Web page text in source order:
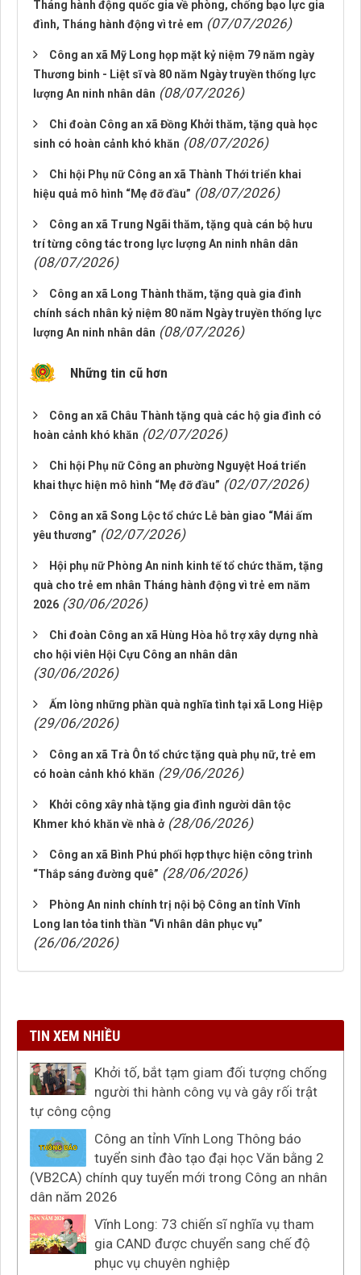
Tháng hành động quốc gia về phòng, chống bạo lực gia
đình, Tháng hành động vì trẻ em (07/07/2026)
Công an xã Mỹ Long họp mặt kỷ niệm 79 năm ngày
Thương binh - Liệt sĩ và 80 năm Ngày truyền thống lực
lượng An ninh nhân dân (08/07/2026)
Chi đoàn Công an xã Đồng Khởi thăm, tặng quà học
sinh có hoàn cảnh khó khăn (08/07/2026)
Chi hội Phụ nữ Công an xã Thành Thới triển khai
hiệu quả mô hình “Mẹ đỡ đầu” (08/07/2026)
Công an xã Trung Ngãi thăm, tặng quà cán bộ hưu
trí từng công tác trong lực lượng An ninh nhân dân
(08/07/2026)
Công an xã Long Thành thăm, tặng quà gia đình
chính sách nhân kỷ niệm 80 năm Ngày truyền thống lực
lượng An ninh nhân dân (08/07/2026)
Những tin cũ hơn
Công an xã Châu Thành tặng quà các hộ gia đình có
hoàn cảnh khó khăn (02/07/2026)
Chi hội Phụ nữ Công an phường Nguyệt Hoá triển
khai thực hiện mô hình “Mẹ đỡ đầu” (02/07/2026)
Công an xã Song Lộc tổ chức Lễ bàn giao “Mái ấm
yêu thương” (02/07/2026)
Hội phụ nữ Phòng An ninh kinh tế tổ chức thăm, tặng
quà cho trẻ em nhân Tháng hành động vì trẻ em năm
2026 (30/06/2026)
Chi đoàn Công an xã Hùng Hòa hỗ trợ xây dựng nhà
cho hội viên Hội Cựu Công an nhân dân
(30/06/2026)
Ấm lòng những phần quà nghĩa tình tại xã Long Hiệp
(29/06/2026)
Công an xã Trà Ôn tổ chức tặng quà phụ nữ, trẻ em
có hoàn cảnh khó khăn (29/06/2026)
Khởi công xây nhà tặng gia đình người dân tộc
Khmer khó khăn về nhà ở (28/06/2026)
Công an xã Bình Phú phối hợp thực hiện công trình
“Thắp sáng đường quê” (28/06/2026)
Phòng An ninh chính trị nội bộ Công an tỉnh Vĩnh
Long lan tỏa tinh thần “Vì nhân dân phục vụ”
(26/06/2026)
TIN XEM NHIỀU
Khởi tố, bắt tạm giam đối tượng chống
người thi hành công vụ và gây rối trật
tự công cộng
Công an tỉnh Vĩnh Long Thông báo
tuyển sinh đào tạo đại học Văn bằng 2
(VB2CA) chính quy tuyển mới trong Công an nhân
dân năm 2026
Vĩnh Long: 73 chiến sĩ nghĩa vụ tham
gia CAND được chuyển sang chế độ
phục vụ chuyên nghiệp